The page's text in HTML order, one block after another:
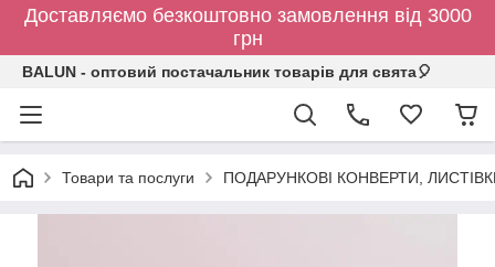
Доставляємо безкоштовно замовлення від 3000
грн
BALUN - оптовий постачальник товарів для свята🎈
Товари та послуги ПОДАРУНКОВІ КОНВЕРТИ,